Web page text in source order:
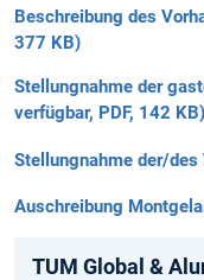
Beschreibung des
377 KB)
Stellungnahme der
verfügbar, PDF, 142 KB)
Stellungnahme der/
Auschreibung
TUM Global &